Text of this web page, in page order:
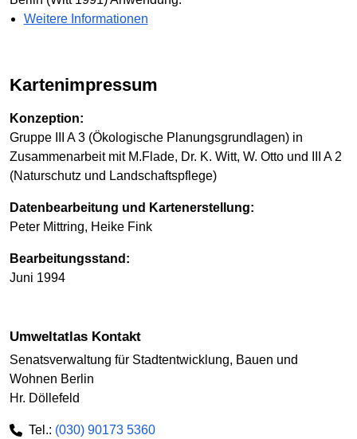
Weitere Informationen
Kartenimpressum
Konzeption:
Gruppe III A 3 (Ökologische Planungsgrundlagen) in
Zusammenarbeit mit M.Flade, Dr. K. Witt, W. Otto und III A 2
(Naturschutz und Landschaftspflege)
Datenbearbeitung und Kartenerstellung:
Peter Mittring, Heike Fink
Bearbeitungsstand:
Juni 1994
Umweltatlas Kontakt
Senatsverwaltung für Stadtentwicklung, Bauen und
Wohnen Berlin
Hr. Döllefeld
Tel.: (030) 90173 5360